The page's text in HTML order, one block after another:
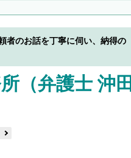
者のお話を丁寧に伺い、納得の
（弁護士 沖田